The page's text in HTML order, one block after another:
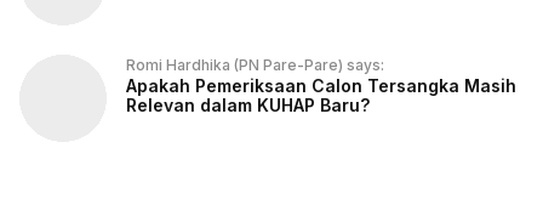
Romi Hardhika (PN Pare-Pare) says:
Apakah Pemeriksaan Calon Tersangka Masih
Relevan dalam KUHAP Baru?